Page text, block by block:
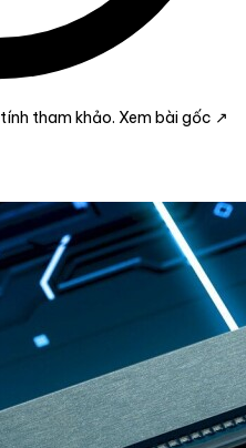
tham khảo. Xem bài gốc ↗